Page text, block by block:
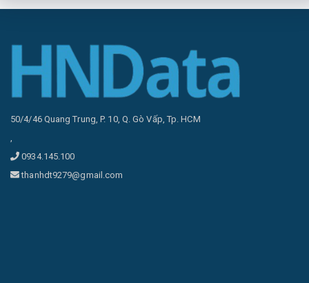
50/4/46 Quang Trung, P. 10, Q. Gò Vấp, Tp. HCM
,
0934.145.100
thanhdt9279@gmail.com